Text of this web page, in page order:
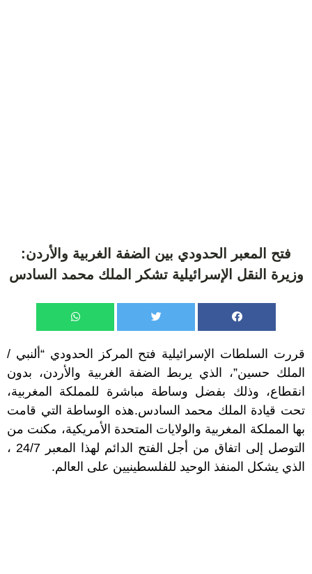
فتح المعبر الحدودي بين الضفة الغربية والأردن:
وزيرة النقل الإسرائيلية تشكر الملك محمد السادس
قررت السلطات الإسرائيلية فتح المركز الحدودي “ألنبي /
الملك حسين”، الذي يربط الضفة الغربية والأردن، بدون
انقطاع، وذلك بفضل وساطة مباشرة للمملكة المغربية،
تحت قيادة الملك محمد السادس.هذه الوساطة التي قامت
بها المملكة المغربية والولايات المتحدة الأمريكية، مكنت من
التوصل إلى اتفاق من أجل الفتح الدائم لهذا المعبر 24/7 ،
الذي يشكل المنفذ الوحيد للفلسطينيين على العالم.